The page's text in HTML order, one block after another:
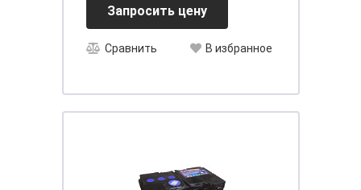
Запросить цену
Сравнить В избранное